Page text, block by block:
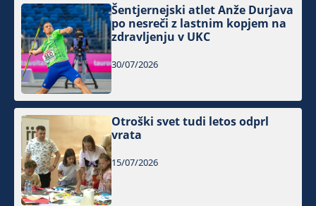
Šentjernejski atlet Anže Durjava
po nesreči z lastnim kopjem na
zdravljenju v UKC
30/07/2026
Otroški svet tudi letos odprl
vrata
15/07/2026